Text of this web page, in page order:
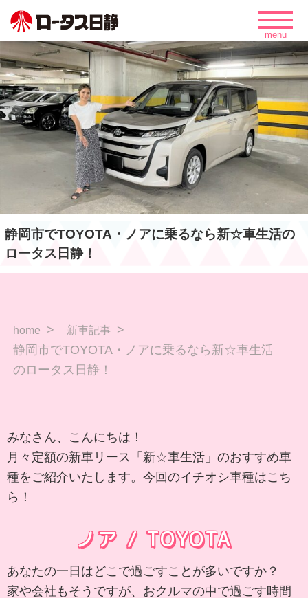
静岡市でTOYOTA・ノアに乗るなら新☆車生活の
ロータス日静！
home 新車記事
静岡市でTOYOTA・ノアに乗るなら新☆車生活
のロータス日静！
みなさん、こんにちは！
月々定額の新車リース「新☆車生活」のおすすめ車
種をご紹介いたします。今回のイチオシ車種はこち
ら！
ノア / TOYOTA
あなたの一日はどこで過ごすことが多いですか？
家や会社もそうですが、おクルマの中で過ごす時間